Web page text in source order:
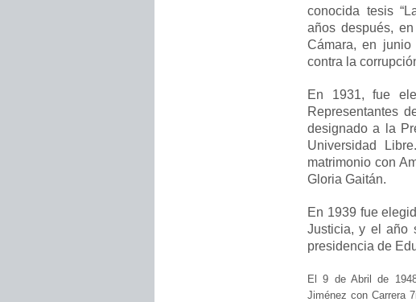
conocida tesis
años después,
Cámara, en junio
contra la
En 1931, fue
Representantes
designado a la
Universidad
matrimonio con
Gloria Gaitán.
En 1939 fue
Justicia, y el año
presidencia de
El 9 de Abril de
Jiménez con Carrera